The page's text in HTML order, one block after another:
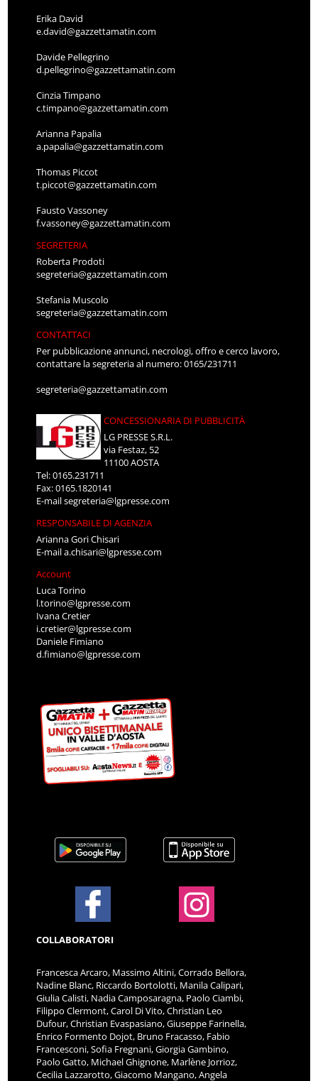
Erika David
e.david@gazzettamatin.com
Davide Pellegrino
d.pellegrino@gazzettamatin.com
Cinzia Timpano
c.timpano@gazzettamatin.com
Arianna Papalia
a.papalia@gazzettamatin.com
Thomas Piccot
t.piccot@gazzettamatin.com
Fausto Vassoney
f.vassoney@gazzettamatin.com
SEGRETERIA
Roberta Prodoti
segreteria@gazzettamatin.com
Stefania Muscolo
segreteria@gazzettamatin.com
CONTATTACI
Per pubblicazione annunci, necrologi, offro e cerco lavoro,
contattare la segreteria al numero: 0165/231711
segreteria@gazzettamatin.com
CONCESSIONARIA DI PUBBLICITÀ
LG PRESSE S.R.L.
via Festaz, 52
11100 AOSTA
Tel: 0165.231711
Fax: 0165.1820141
E-mailsegreteria@lgpresse.com
RESPONSABILE DI AGENZIA
Arianna Gori Chisari
E-maila.chisari@lgpresse.com
Account
Luca Torino
l.torino@lgpresse.com
Ivana Cretier
i.cretier@lgpresse.com
Daniele Fimiano
d.fimiano@lgpresse.com
COLLABORATORI
Francesca Arcaro, Massimo Altini, Corrado Bellora,
Nadine Blanc, Riccardo Bortolotti, Manila Calipari,
Giulia Calisti, Nadia Camposaragna, Paolo Ciambi,
Filippo Clermont, Carol Di Vito, Christian Leo
Dufour, Christian Evaspasiano, Giuseppe Farinella,
Enrico Formento Dojot, Bruno Fracasso, Fabio
Francesconi, Sofia Fregnani, Giorgia Gambino,
Paolo Gatto, Michael Ghignone, Marlène Jorrioz,
Cecilia Lazzarotto, Giacomo Mangano, Angela